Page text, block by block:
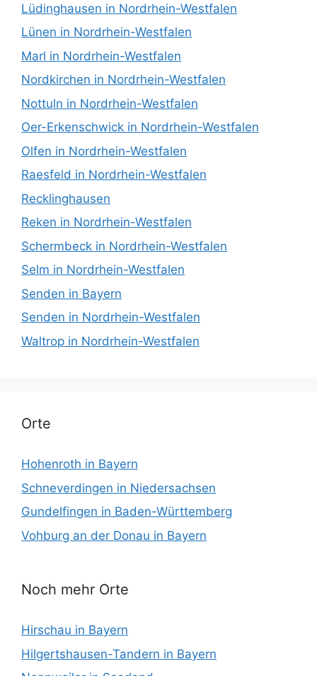
Lüdinghausen in Nordrhein-Westfalen
Lünen in Nordrhein-Westfalen
Marl in Nordrhein-Westfalen
Nordkirchen in Nordrhein-Westfalen
Nottuln in Nordrhein-Westfalen
Oer-Erkenschwick in Nordrhein-Westfalen
Olfen in Nordrhein-Westfalen
Raesfeld in Nordrhein-Westfalen
Recklinghausen
Reken in Nordrhein-Westfalen
Schermbeck in Nordrhein-Westfalen
Selm in Nordrhein-Westfalen
Senden in Bayern
Senden in Nordrhein-Westfalen
Waltrop in Nordrhein-Westfalen
Orte
Hohenroth in Bayern
Schneverdingen in Niedersachsen
Gundelfingen in Baden-Württemberg
Vohburg an der Donau in Bayern
Noch mehr Orte
Hirschau in Bayern
Hilgertshausen-Tandern in Bayern